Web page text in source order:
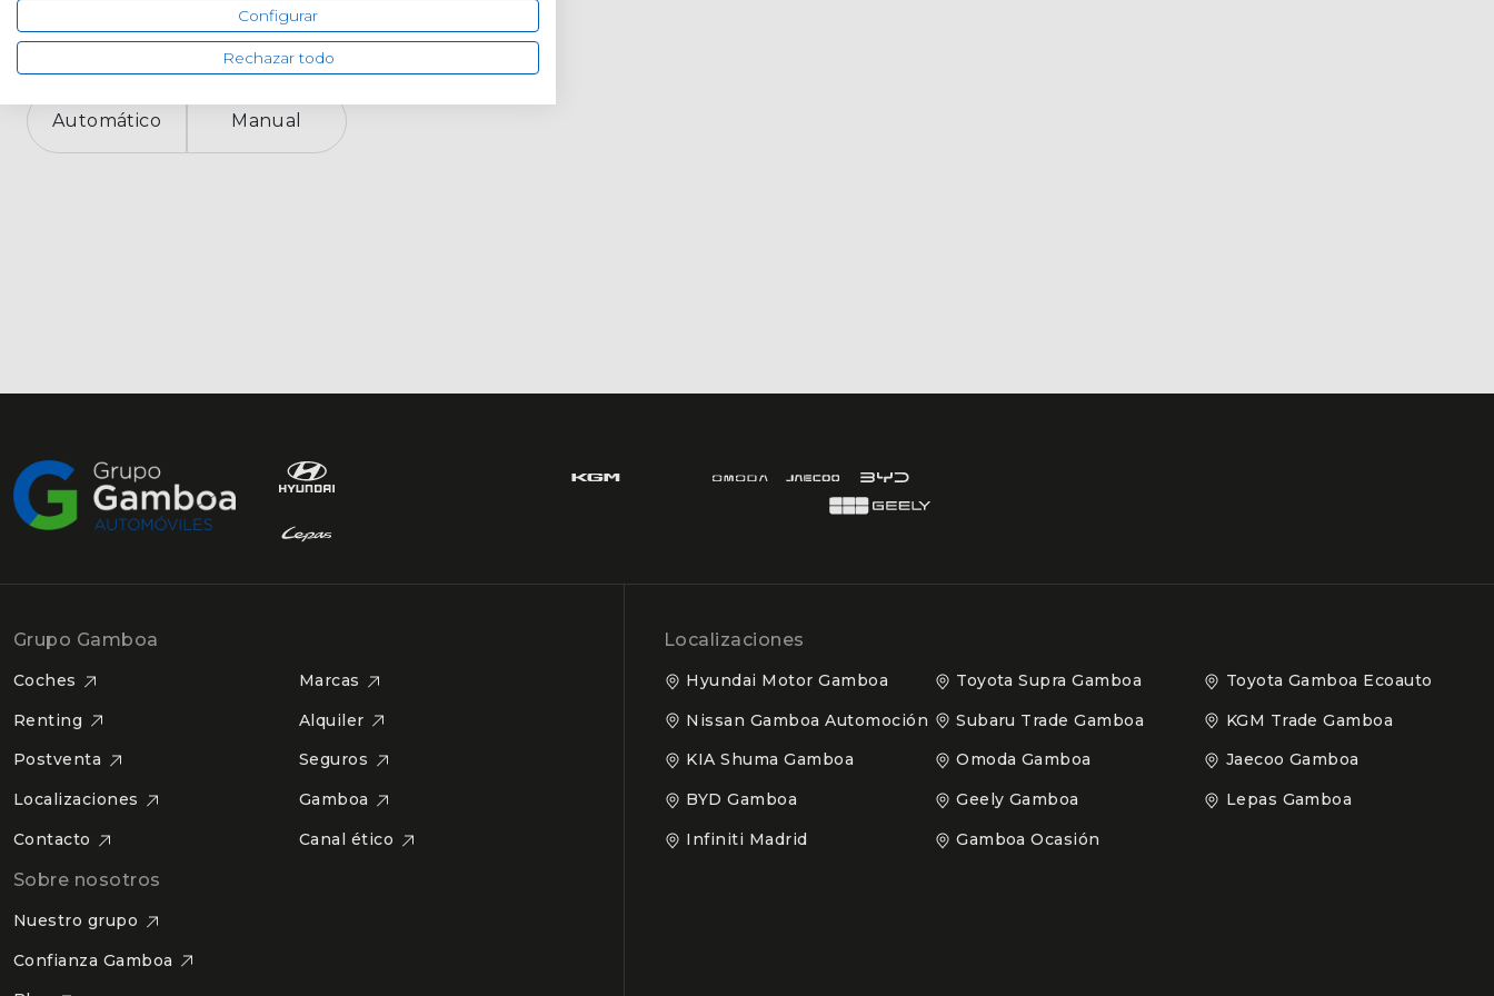
Automático Manual
Grupo Gamboa
Coches
Marcas
Renting
Alquiler
Postventa
Seguros
Localizaciones
Gamboa
Contacto
Canal ético
Sobre nosotros
Nuestro grupo
Confianza Gamboa
Localizaciones
Hyundai Motor Gamboa Toyota Supra Gamboa
Toyota Gamboa Ecoauto
Nissan Gamboa Automoción
Subaru Trade Gamboa
KGM Trade Gamboa
KIA Shuma Gamboa
Omoda Gamboa
Jaecoo Gamboa
BYD Gamboa
Geely Gamboa
Lepas Gamboa
Infiniti Madrid
Gamboa Ocasión
Configurar
Rechazar todo